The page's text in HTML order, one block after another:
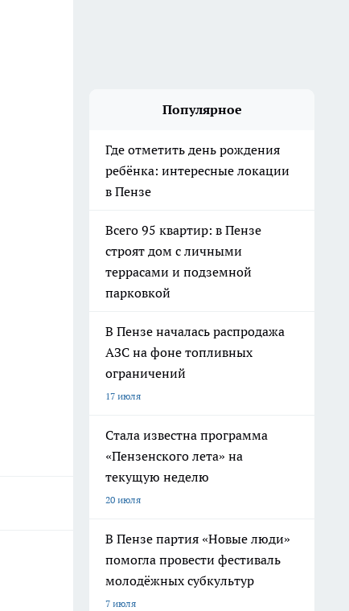
Популярное
Где отметить день рождения
ребёнка: интересные локации
в Пензе
Всего 95 квартир: в Пензе
строят дом с личными
террасами и подземной
парковкой
В Пензе началась распродажа
АЗС на фоне топливных
ограничений
17 июля
Стала известна программа
«Пензенского лета» на
текущую неделю
20 июля
В Пензе партия «Новые люди»
помогла провести фестиваль
молодёжных субкультур
7 июля